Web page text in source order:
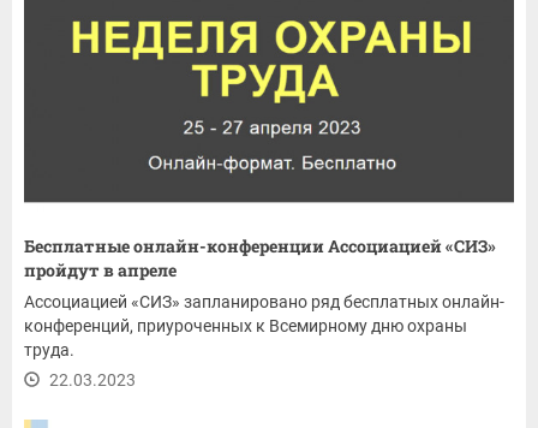
Бесплатные онлайн-конференции Ассоциацией «СИЗ»
пройдут в апреле
Ассоциацией «СИЗ» запланировано ряд бесплатных онлайн-
конференций, приуроченных к Всемирному дню охраны
труда.
22.03.2023